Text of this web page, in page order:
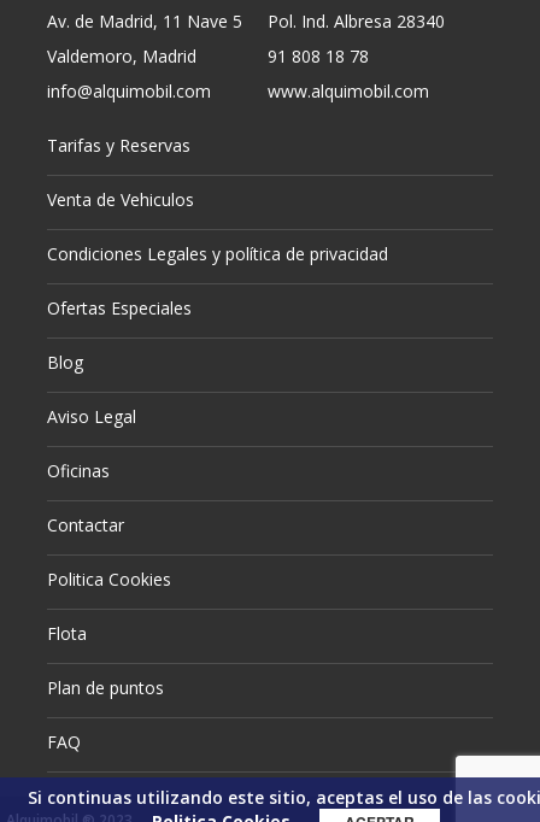
Av. de Madrid, 11 Nave 5
Pol. Ind. Albresa 28340
Valdemoro, Madrid
91 808 18 78
info@alquimobil.com
www.alquimobil.com
Tarifas y Reservas
Venta de Vehiculos
Condiciones Legales y política de privacidad
Ofertas Especiales
Blog
Aviso Legal
Oficinas
Contactar
Politica Cookies
Flota
Plan de puntos
FAQ
Si continuas utilizando este sitio, aceptas el uso de las